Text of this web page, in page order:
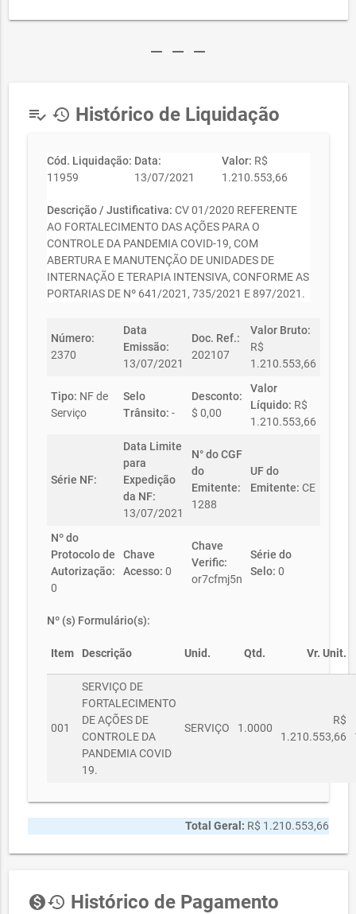
remove remove remove
playlist_add_check history Histórico de Liquidação
Cód. Liquidação:
11959
Data:
13/07/2021
Valor: R$
1.210.553,66
Descrição / Justificativa: CV 01/2020 REFERENTE
AO FORTALECIMENTO DAS AÇÕES PARA O
CONTROLE DA PANDEMIA COVID-19, COM
ABERTURA E MANUTENÇÃO DE UNIDADES DE
INTERNAÇÃO E TERAPIA INTENSIVA, CONFORME AS
PORTARIAS DE Nº 641/2021, 735/2021 E 897/2021.
Número:
2370
Data
Emissão:
13/07/2021
Doc. Ref.:
202107
Valor Bruto:
R$
1.210.553,66
Tipo: NF de
Serviço
Selo
Trânsito: -
Desconto:
$ 0,00
Valor
Líquido: R$
1.210.553,66
Série NF:
Data Limite
para
Expedição
da NF:
13/07/2021
N° do CGF
do
Emitente:
1288
UF do
Emitente: CE
Nº do
Protocolo de
Autorização:
0
Chave
Acesso: 0
Chave
Verific:
or7cfmj5n
Série do
Selo: 0
Nº (s) Formulário(s):
Item Descrição Unid. Qtd. Vr. Unit.
001
SERVIÇO DE
FORTALECIMENTO
DE AÇÕES DE
CONTROLE DA
PANDEMIA COVID
19.
SERVIÇO 1.0000
R$
1.210.553,66
Total Geral: R$ 1.210.553,66
monetization_onhistory Histórico de Pagamento